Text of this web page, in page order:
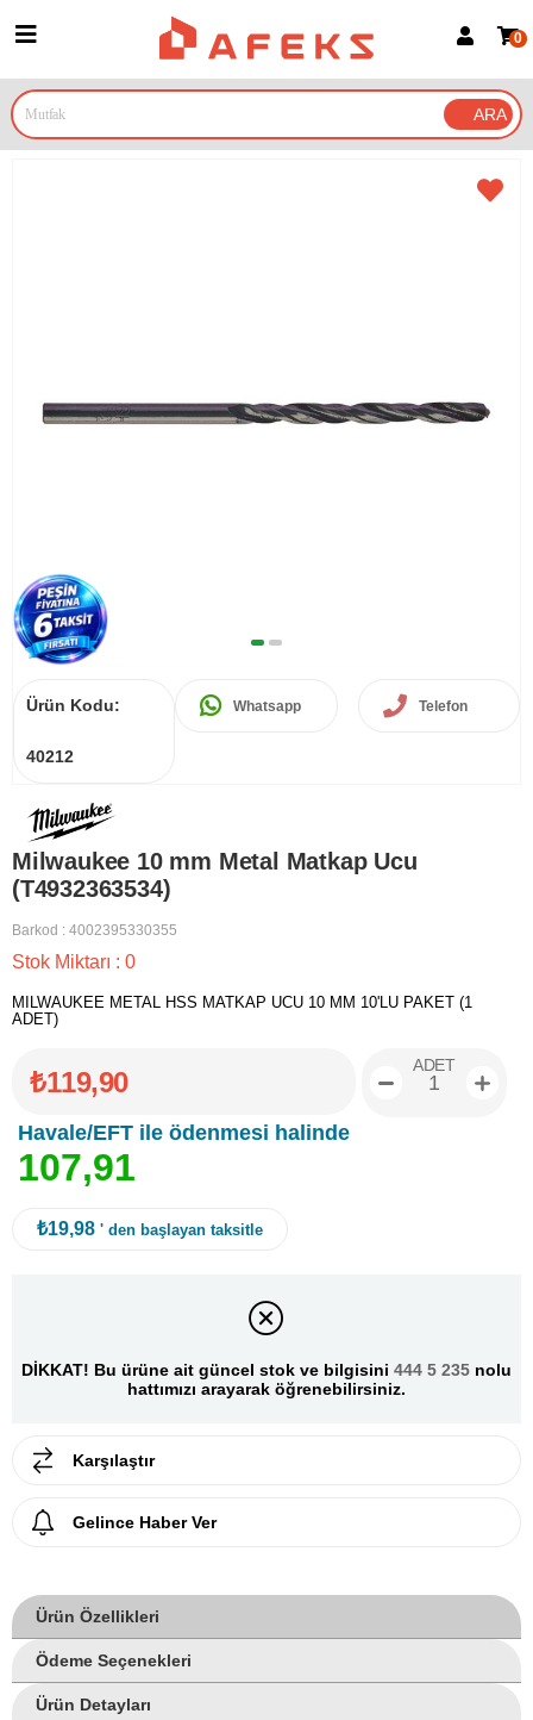
Google İle Bağlan
0
Ürün Kodu:
40212
Whatsapp Telefon
Milwaukee 10 mm Metal Matkap Ucu
(T4932363534)
Barkod : 4002395330355
Stok Miktarı : 0
MILWAUKEE METAL HSS MATKAP UCU 10 MM 10'LU PAKET (1
ADET)
₺119,90
Havale/EFT ile ödenmesi halinde
107,91
ADET
₺19,98 ' den başlayan taksitle
DİKKAT! Bu ürüne ait güncel stok ve bilgisini 444 5 235 nolu
hattımızı arayarak öğrenebilirsiniz.
Karşılaştır
Gelince Haber Ver
Ürün Özellikleri
Ödeme Seçenekleri
Ürün Detayları